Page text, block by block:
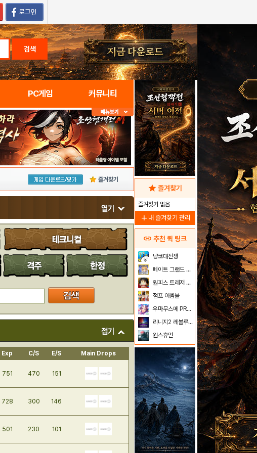
검색
PC게임 커뮤니티
즐겨찾기
Exp C/S E/S Main Drops
751 470 151
728 300 146
501 230 101
star 즐겨찾기
즐겨찾기 없음
add 내 즐겨찾기 관리
link 추천 퀵 링크
냥코대전쟁
페이트 그랜드 오더
원피스 트레저 크루즈
점프 어셈블
우마무스메 PRETTY DERBY
리니지2 레볼루션
원스휴먼